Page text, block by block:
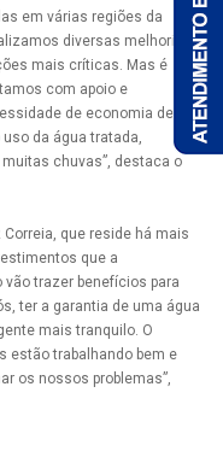
em várias regiões da
diversas melhorias
mais críticas. Mas é
com apoio e
de economia de
da água tratada,
chuvas”, destaca o
que reside há mais
que a
trazer benefícios para
ter a garantia de uma água
mais tranquilo. O
estão trabalhando bem e
os nossos problemas”,